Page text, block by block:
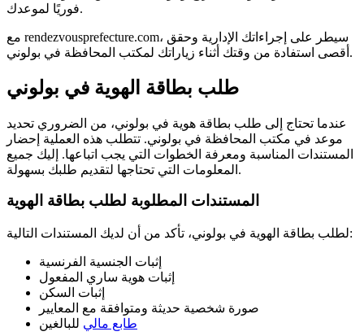
فوريًا لموعدك.
مع rendezvousprefecture.com، سيطر على إجراءاتك الإدارية وحقق
أقصى استفادة من وقتك أثناء زياراتك لمكتب المحافظة في بولوني.
طلب بطاقة الهوية في بولوني
عندما تحتاج إلى طلب بطاقة هوية في بولوني، من الضروري تحديد
موعد في مكتب المحافظة في بولوني. تتطلب هذه العملية إحضار
المستندات المناسبة ومعرفة الخطوات التي يجب اتباعها. إليك جميع
المعلومات التي تحتاجها لتقديم طلبك بسهولة.
المستندات المطلوبة لطلب بطاقة الهوية
لطلب بطاقة الهوية في بولوني، تأكد من أن لديك المستندات التالية:
إثبات الجنسية الفرنسية
إثبات هوية ساري المفعول
إثبات السكن
صورة شخصية حديثة ومتوافقة مع المعايير
طابع مالي للبالغين